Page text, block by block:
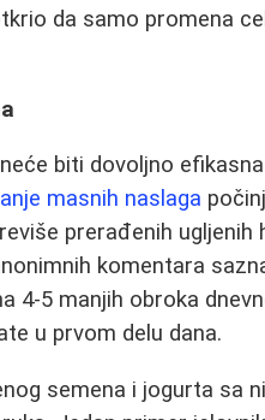
da samo promena
biti dovoljno
masnih naslaga
prerađenih ugljenih
komentara
4-5 manjih obroka
u prvom delu dana.
semena i jogurta sa